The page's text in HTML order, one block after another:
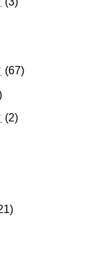
(67)
(2)